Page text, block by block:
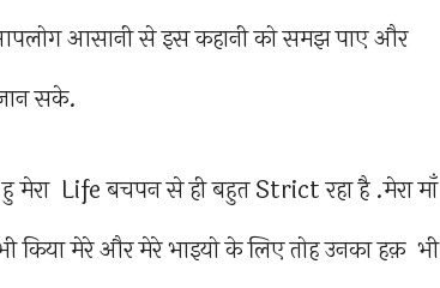
आसानी से इस कहानी को समझ पाए और
सके.
मेरा Life बचपन से ही बहुत Strict रहा है .मेरा माँ
मेरे और मेरे भाइयो के लिए तोह उनका हक़ भी